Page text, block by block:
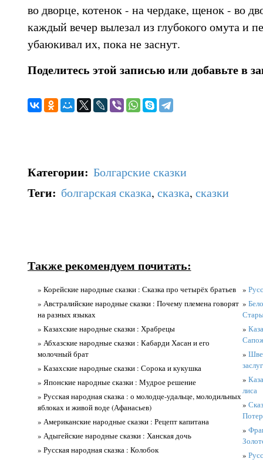
во дворце, котенок - на чердаке, щенок - во
каждый вечер вылезал из глубокого омута и
убаюкивал их, пока не заснут.
Поделитесь этой записью или добавьте в
Категории: Болгарские сказки
Теги: болгарская сказка, сказка, сказки
Также рекомендуем почитать:
» Корейские народные сказки : Сказка про четырёх братьев
» Австралийские народные сказки : Почему племена говорят
на разных языках
» Казахские народные сказки : Храбрецы
» Абхазские народные сказки : Кабарди Хасан и его
молочный брат
» Казахские народные сказки : Сорока и кукушка
» Японские народные сказки : Мудрое решение
» Русская народная сказка : о молодце-удальце, молодильных
яблоках и живой воде (Афанасьев)
» Американские народные сказки : Рецепт капитана
» Адыгейские народные сказки : Ханская дочь
» Русская народная сказка : Колобок
»
»
»
»
»
лиса
»
»
»